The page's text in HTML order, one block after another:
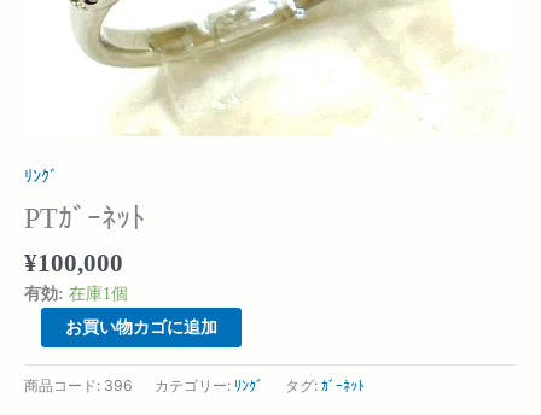
ﾘﾝｸﾞ
PTｶﾞｰﾈｯﾄ
¥100,000
有効: 在庫1個
お買い物カゴに追加
商品コード: 396 カテゴリー: ﾘﾝｸﾞ タグ: ｶﾞｰﾈｯﾄ